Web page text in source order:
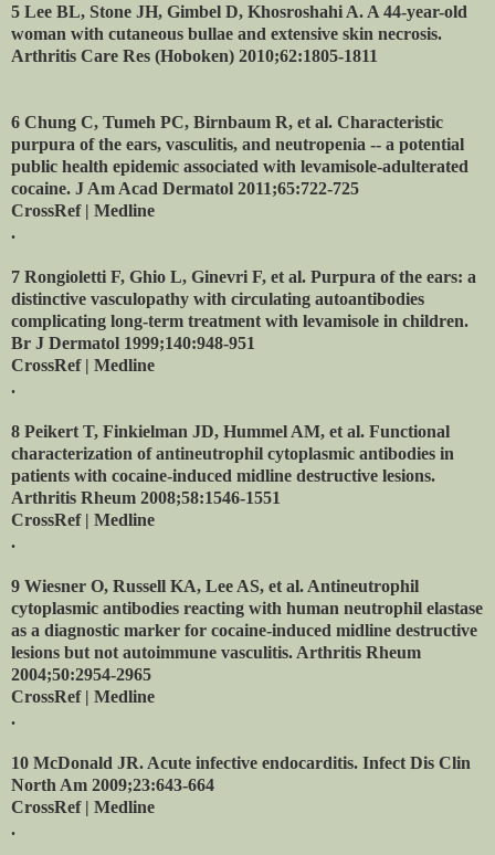
5 Lee BL, Stone JH, Gimbel D, Khosroshahi A. A 44-year-old
woman with cutaneous bullae and extensive skin necrosis.
Arthritis Care Res (Hoboken) 2010;62:1805-1811
6 Chung C, Tumeh PC, Birnbaum R, et al. Characteristic
purpura of the ears, vasculitis, and neutropenia -- a potential
public health epidemic associated with levamisole-adulterated
cocaine. J Am Acad Dermatol 2011;65:722-725
CrossRef | Medline
.
7 Rongioletti F, Ghio L, Ginevri F, et al. Purpura of the ears: a
distinctive vasculopathy with circulating autoantibodies
complicating long-term treatment with levamisole in children.
Br J Dermatol 1999;140:948-951
CrossRef | Medline
.
8 Peikert T, Finkielman JD, Hummel AM, et al. Functional
characterization of antineutrophil cytoplasmic antibodies in
patients with cocaine-induced midline destructive lesions.
Arthritis Rheum 2008;58:1546-1551
CrossRef | Medline
.
9 Wiesner O, Russell KA, Lee AS, et al. Antineutrophil
cytoplasmic antibodies reacting with human neutrophil elastase
as a diagnostic marker for cocaine-induced midline destructive
lesions but not autoimmune vasculitis. Arthritis Rheum
2004;50:2954-2965
CrossRef | Medline
.
10 McDonald JR. Acute infective endocarditis. Infect Dis Clin
North Am 2009;23:643-664
CrossRef | Medline
.